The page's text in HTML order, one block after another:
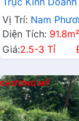
Vị Trí: Nam
Diện Tích: 91.8m²
Giá:2.5-3 Tỉ
CHƯƠNG MỸ